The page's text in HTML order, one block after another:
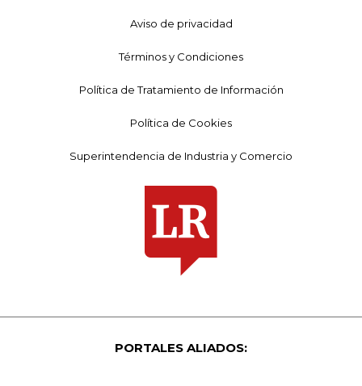
Aviso de privacidad
Términos y Condiciones
Política de Tratamiento de Información
Política de Cookies
Superintendencia de Industria y Comercio
PORTALES ALIADOS: